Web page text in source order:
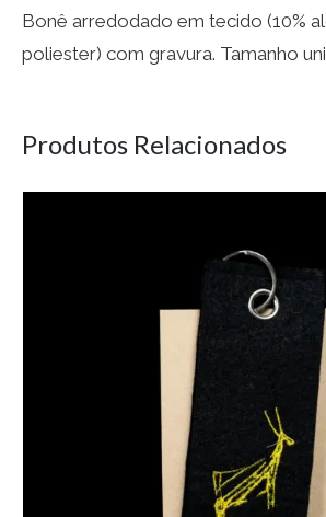
Bonê arredodado em tecido (10%
poliester) com gravura. Tamanho
Produtos Relacionados